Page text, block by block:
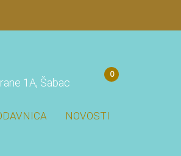
1A, Šabac
0
NOVOSTI